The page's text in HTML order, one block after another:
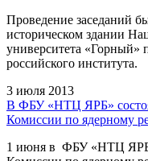
Проведение заседаний
историческом здании
университета «Горный»
российского института.
3 июля 2013
В ФБУ «НТЦ ЯРБ»
Комиссии по ядерному
1 июня в ФБУ «НТЦ ЯРБ»